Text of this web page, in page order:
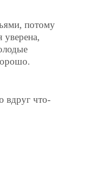
потому
уверена,
вдруг что-